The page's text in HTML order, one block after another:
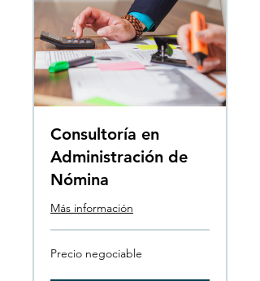
Consultoría en
Administración de
Nómina
Más información
Precio
negociable
Precio negociable